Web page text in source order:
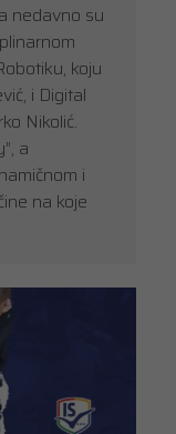
nedavno su
koju
i Digital
Nikolić.
a
i
na koje